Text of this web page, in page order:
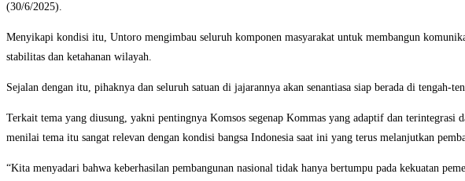
(30/6/2025).
Menyikapi kondisi itu, Untoro mengimbau seluruh komponen masyarakat untuk membangun
stabilitas dan ketahanan wilayah.
Sejalan dengan itu, pihaknya dan seluruh satuan di jajarannya akan senantiasa siap berada di tengah-
Terkait tema yang diusung, yakni pentingnya Komsos segenap Kommas yang adaptif dan
menilai tema itu sangat relevan dengan kondisi bangsa Indonesia saat ini yang terus melanjutkan
“Kita menyadari bahwa keberhasilan pembangunan nasional tidak hanya bertumpu pada kekuatan